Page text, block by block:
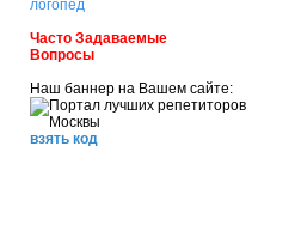
логопед
Часто Задаваемые
Вопросы
Наш баннер на Вашем сайте:
взять код